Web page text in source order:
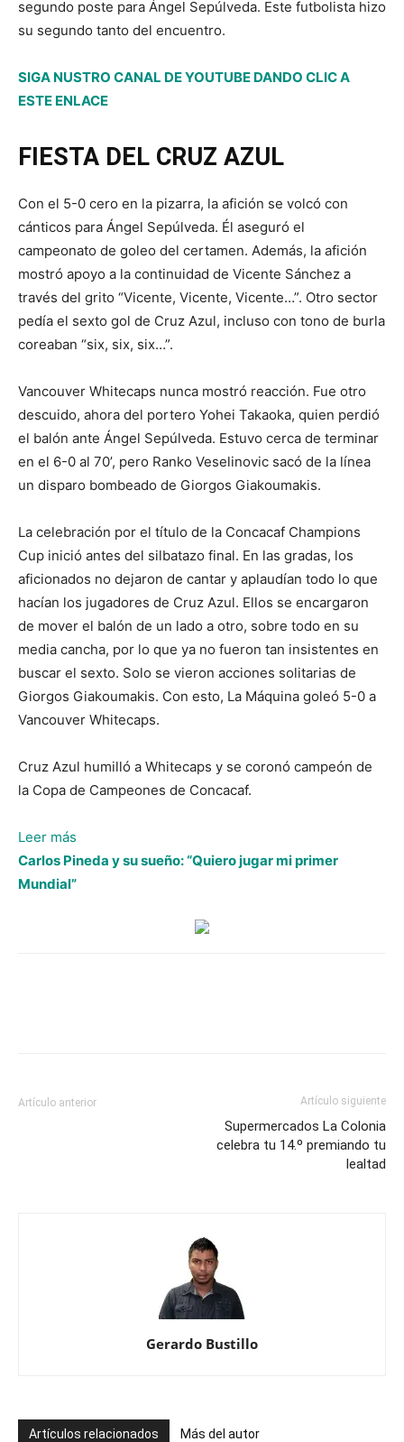
segundo poste para Ángel Sepúlveda. Este futbolista hizo
su segundo tanto del encuentro.
SIGA NUSTRO CANAL DE YOUTUBE DANDO CLIC A
ESTE ENLACE
FIESTA DEL CRUZ AZUL
Con el 5-0 cero en la pizarra, la afición se volcó con
cánticos para Ángel Sepúlveda. Él aseguró el
campeonato de goleo del certamen. Además, la afición
mostró apoyo a la continuidad de Vicente Sánchez a
través del grito “Vicente, Vicente, Vicente…”. Otro sector
pedía el sexto gol de Cruz Azul, incluso con tono de burla
coreaban “six, six, six…”.
Vancouver Whitecaps nunca mostró reacción. Fue otro
descuido, ahora del portero Yohei Takaoka, quien perdió
el balón ante Ángel Sepúlveda. Estuvo cerca de terminar
en el 6-0 al 70’, pero Ranko Veselinovic sacó de la línea
un disparo bombeado de Giorgos Giakoumakis.
La celebración por el título de la Concacaf Champions
Cup inició antes del silbatazo final. En las gradas, los
aficionados no dejaron de cantar y aplaudían todo lo que
hacían los jugadores de Cruz Azul. Ellos se encargaron
de mover el balón de un lado a otro, sobre todo en su
media cancha, por lo que ya no fueron tan insistentes en
buscar el sexto. Solo se vieron acciones solitarias de
Giorgos Giakoumakis. Con esto, La Máquina goleó 5-0 a
Vancouver Whitecaps.
Cruz Azul humilló a Whitecaps y se coronó campeón de
la Copa de Campeones de Concacaf.
Leer más
Cruz
Azul
Carlos Pineda y su sueño: “Quiero jugar mi primer
Mundial”
Artículo anterior Artículo siguiente
Supermercados La Colonia
celebra tu 14.º premiando tu
lealtad
Gerardo Bustillo
Artículos relacionados Más del autor